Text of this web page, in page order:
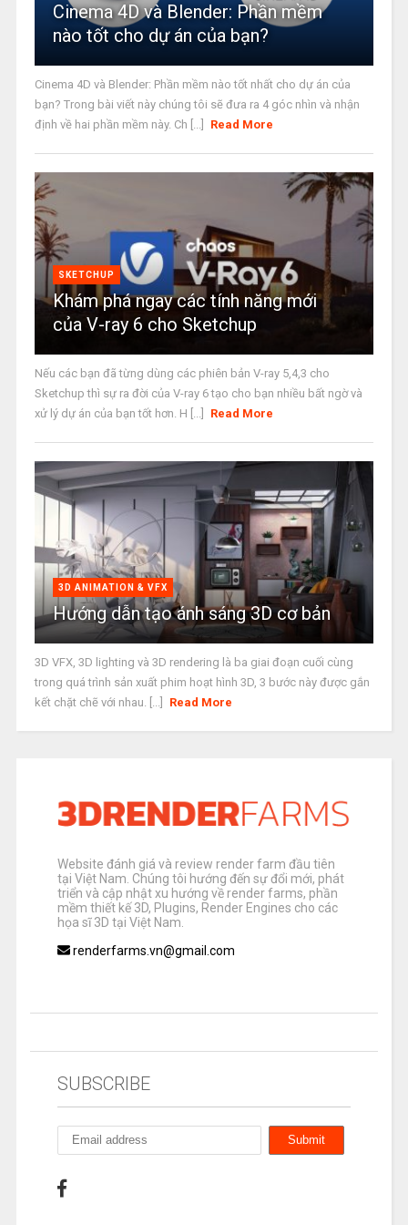
Cinema 4D và Blender: Phần mềm
nào tốt cho dự án của bạn?
Cinema 4D và Blender: Phần mềm nào tốt nhất cho dự án của
bạn? Trong bài viết này chúng tôi sẽ đưa ra 4 góc nhìn và nhận
định về hai phần mềm này. Ch [...]
Read More
SKETCHUP
Khám phá ngay các tính năng mới
của V-ray 6 cho Sketchup
Nếu các bạn đã từng dùng các phiên bản V-ray 5,4,3 cho
Sketchup thì sự ra đời của V-ray 6 tạo cho bạn nhiều bất ngờ và
xử lý dự án của bạn tốt hơn. H [...]
Read More
3D ANIMATION & VFX
Hướng dẫn tạo ánh sáng 3D cơ bản
3D VFX, 3D lighting và 3D rendering là ba giai đoạn cuối cùng
trong quá trình sản xuất phim hoạt hình 3D, 3 bước này được gắn
kết chặt chẽ với nhau. [...]
Read More
Website đánh giá và review render farm đầu tiên
tại Việt Nam. Chúng tôi hướng đến sự đổi mới, phát
triển và cập nhật xu hướng về render farms, phần
mềm thiết kế 3D, Plugins, Render Engines cho các
họa sĩ 3D tại Việt Nam.
renderfarms.vn@gmail.com
SUBSCRIBE